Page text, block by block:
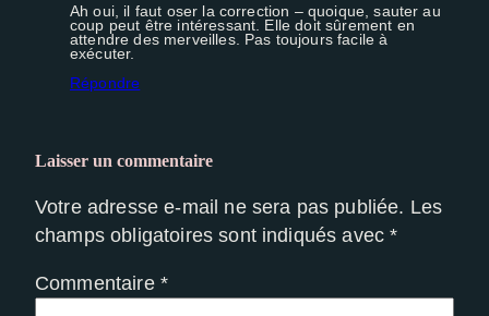
Ah oui, il faut oser la correction – quoique, sauter au
coup peut être intéressant. Elle doit sûrement en
attendre des merveilles. Pas toujours facile à
exécuter.
Répondre
Laisser un commentaire
Votre adresse e-mail ne sera pas publiée. Les
champs obligatoires sont indiqués avec*
Commentaire *